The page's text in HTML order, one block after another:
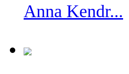
Anna Kendr...